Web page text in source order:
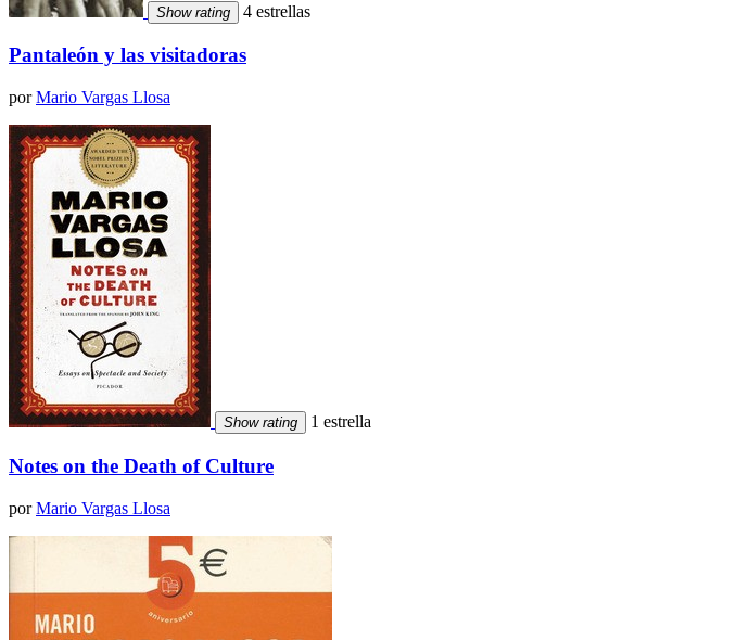
Show rating 4 estrellas
Pantaleón y las visitadoras
porMario Vargas Llosa
Show rating 1 estrella
Notes on the Death of Culture
porMario Vargas Llosa